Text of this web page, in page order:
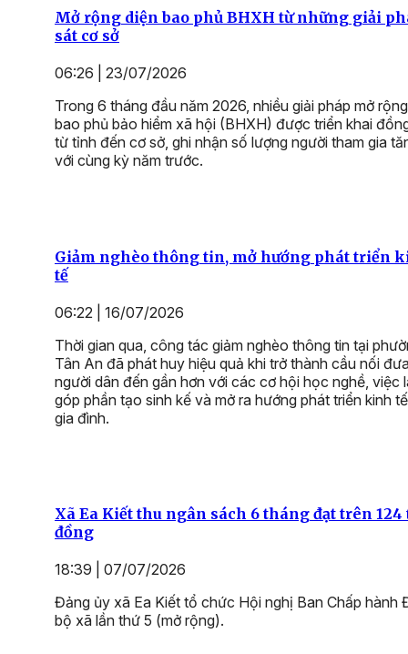
Mở rộng diện bao phủ BHXH từ những giải
sát cơ sở
06:26 | 23/07/2026
Trong 6 tháng đầu năm 2026, nhiều giải pháp mở
bao phủ bảo hiểm xã hội (BHXH) được triển khai
từ tỉnh đến cơ sở, ghi nhận số lượng người tham gia
với cùng kỳ năm trước.
Giảm nghèo thông tin, mở hướng phát triển
tế
06:22 | 16/07/2026
Thời gian qua, công tác giảm nghèo thông tin tại
Tân An đã phát huy hiệu quả khi trở thành cầu nối
người dân đến gần hơn với các cơ hội học nghề, việc
góp phần tạo sinh kế và mở ra hướng phát triển kinh
gia đình.
Xã Ea Kiết thu ngân sách 6 tháng đạt trên 124
đồng
18:39 | 07/07/2026
Đảng ủy xã Ea Kiết tổ chức Hội nghị Ban Chấp hành
bộ xã lần thứ 5 (mở rộng).